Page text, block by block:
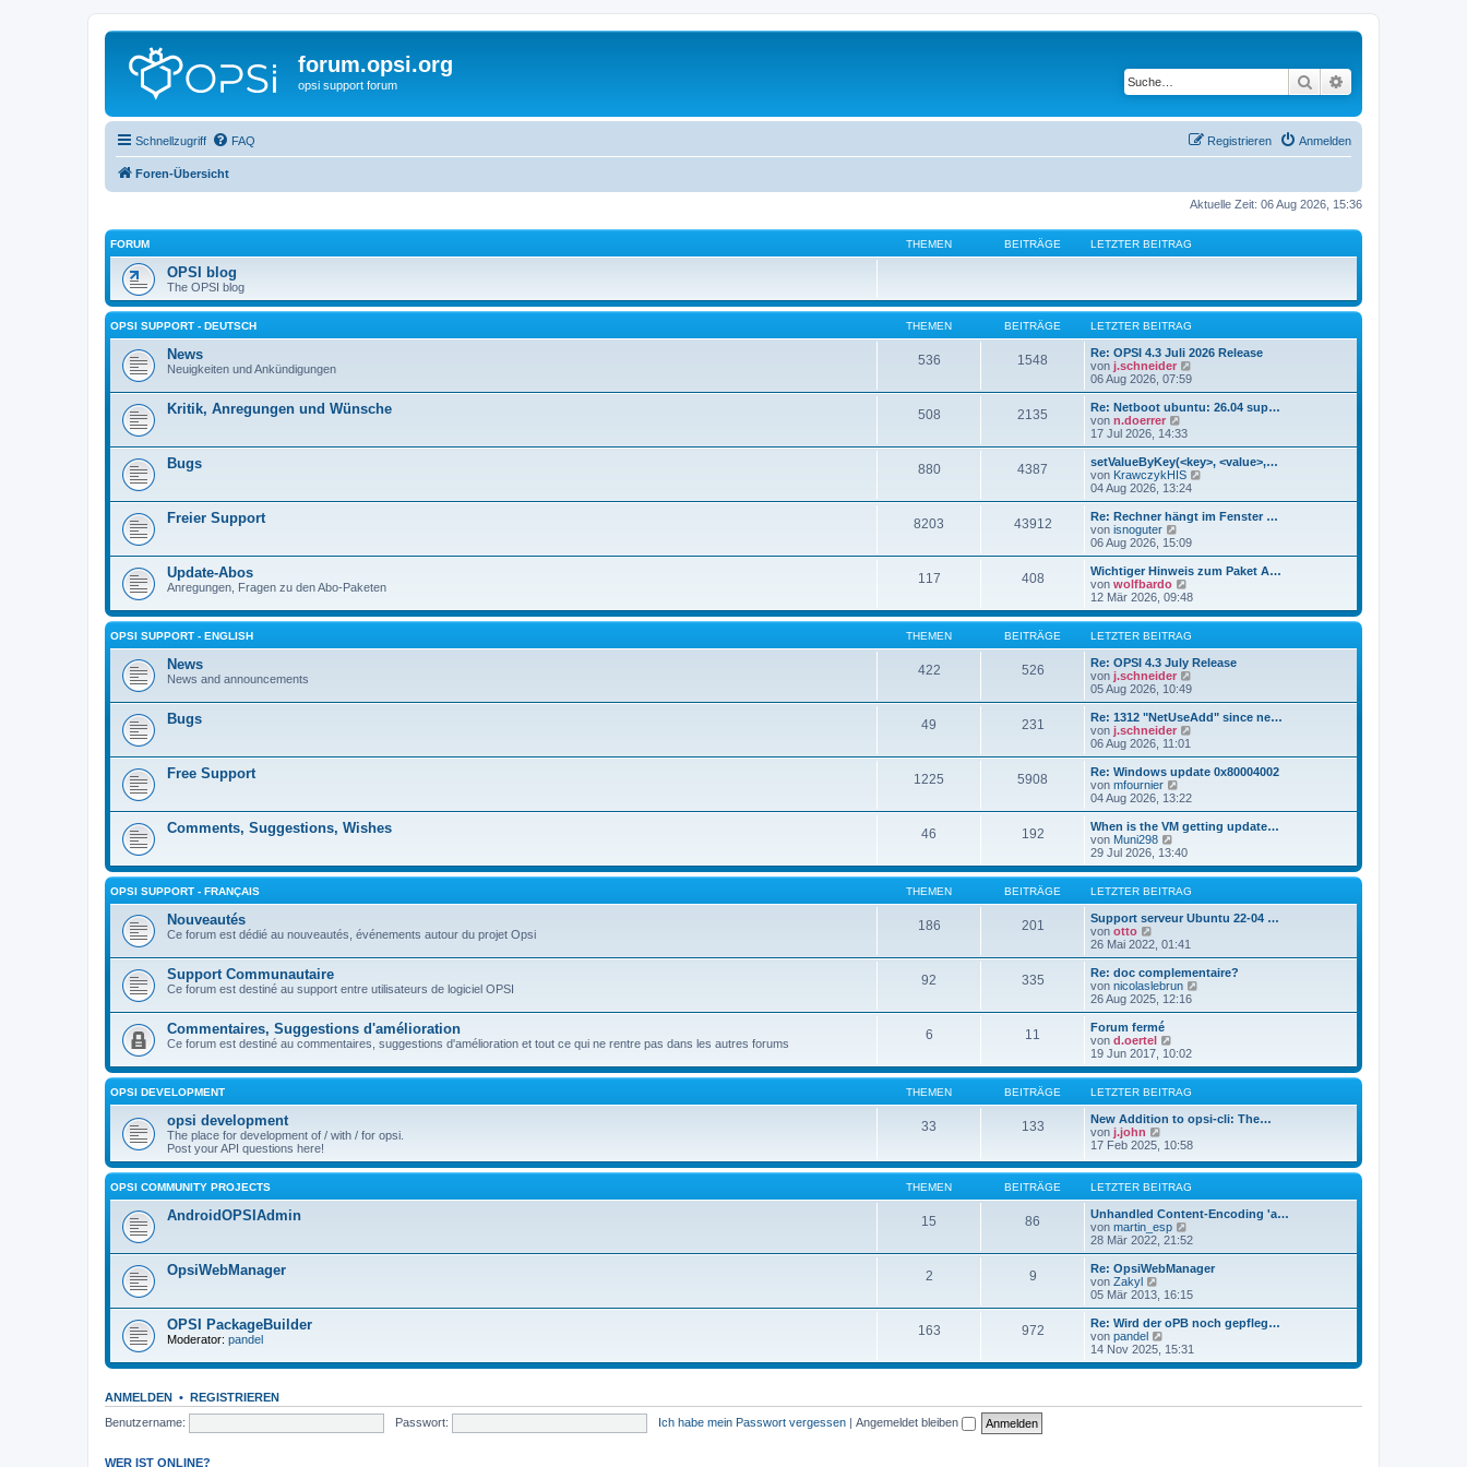
forum.opsi.org
opsi support forum Suche
Schnellzugriff FAQ Anmelden
Registrieren
Foren-Übersicht
Aktuelle Zeit: 06 Aug 2026, 15:36
FORUM THEMEN BEITRÄGE LETZTER BEITRAG
OPSI blog
The OPSI blog
OPSI SUPPORT - DEUTSCH THEMEN BEITRÄGE LETZTER BEITRAG
News
Neuigkeiten und Ankündigungen
536 1548
Re: OPSI 4.3 Juli 2026 Release
von j.schneider
u
e
B
e
r
06 Aug 2026, 07:59
Kritik, Anregungen und Wünsche 508 2135
Re: Netboot ubuntu: 26.04 sup…
von n.doerrer
e
u
e
s
t
B
e
i
r
a
g
17 Jul 2026, 14:33
Bugs 880 4387
setValueByKey(<key>, <value>,…
von KrawczykHIS
u
e
B
t
g
04 Aug 2026, 13:24
Freier Support 8203 43912
Re: Rechner hängt im Fenster …
von isnoguter
e
u
e
s
t
r
B
e
i
t
r
06 Aug 2026, 15:09
Update-Abos
Anregungen, Fragen zu den Abo-Paketen
117 408
Wichtiger Hinweis zum Paket A…
von wolfbardo
e
u
e
s
t
e
r
B
e
i
t
r
g
12 Mär 2026, 09:48
OPSI SUPPORT - ENGLISH THEMEN BEITRÄGE LETZTER BEITRAG
News
News and announcements
422 526
Re: OPSI 4.3 July Release
von j.schneider
u
e
B
r
05 Aug 2026, 10:49
Bugs 49 231
Re: 1312 "NetUseAdd" since ne…
von j.schneider
u
e
B
t
g
06 Aug 2026, 11:01
Free Support 1225 5908
Re: Windows update 0x80004002
von mfournier
e
u
e
s
t
r
B
e
i
r
04 Aug 2026, 13:22
Comments, Suggestions, Wishes 46 192
When is the VM getting update…
von Muni298
e
u
e
s
t
e
B
e
i
t
r
29 Jul 2026, 13:40
OPSI SUPPORT - FRANÇAIS THEMEN BEITRÄGE LETZTER BEITRAG
Nouveautés
Ce forum est dédié au nouveautés, événements autour du projet Opsi
186 201
Support serveur Ubuntu 22-04 …
von otto
e
u
e
s
t
e
B
e
t
r
a
g
26 Mai 2022, 01:41
Support Communautaire
Ce forum est destiné au support entre utilisateurs de logiciel OPSI
92 335
Re: doc complementaire?
von nicolaslebrun
u
r
e
i
g
26 Aug 2025, 12:16
Commentaires, Suggestions d'amélioration
Ce forum est destiné au commentaires, suggestions d'amélioration et tout ce qui ne rentre pas dans les autres forums
6 11
Forum fermé
von d.oertel
e
u
e
s
t
e
B
i
t
a
g
19 Jun 2017, 10:02
OPSI DEVELOPMENT THEMEN BEITRÄGE LETZTER BEITRAG
opsi development
The place for development of / with / for opsi.
Post your API questions here!
33 133
New Addition to opsi-cli: The…
von j.john
e
e
s
e
r
B
e
t
r
a
g
17 Feb 2025, 10:58
OPSI COMMUNITY PROJECTS THEMEN BEITRÄGE LETZTER BEITRAG
AndroidOPSIAdmin 15 86
Unhandled Content-Encoding 'a…
von martin_esp
e
u
e
t
B
e
i
t
g
28 Mär 2022, 21:52
OpsiWebManager 2 9
Re: OpsiWebManager
von Zakyl
e
u
e
s
t
e
r
i
05 Mär 2013, 16:15
OPSI PackageBuilder
Moderator: pandel
163 972
Re: Wird der oPB noch gepfleg…
von pandel
e
u
14 Nov 2025, 15:31
ANMELDEN • REGISTRIEREN
Benutzername:
Passwort: Ich habe mein Passwort vergessen | Angemeldet bleiben
WER IST ONLINE?